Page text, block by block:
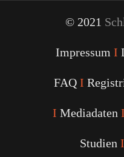
© 2021
Impressum I
FAQ I
I Mediadaten I
Studien I